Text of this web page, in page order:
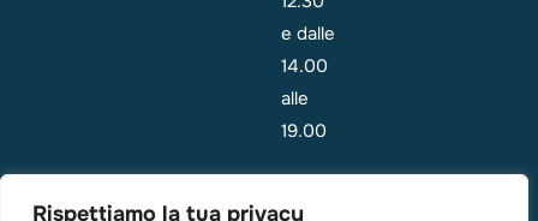
Rispettiamo la tua privacy
e dalle
14.00
alle
19.00